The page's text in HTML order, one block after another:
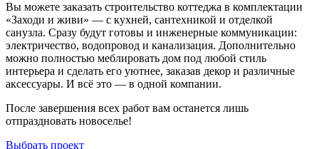
Вы можете заказать строительство коттеджа в комплектации
«Заходи и живи» — с кухней, сантехникой и отделкой
санузла. Сразу будут готовы и инженерные коммуникации:
электричество, водопровод и канализация. Дополнительно
можно полностью меблировать дом под любой стиль
интерьера и сделать его уютнее, заказав декор и различные
аксессуары. И всё это — в одной компании.
После завершения всех работ вам останется лишь
отпраздновать новоселье!
Выбрать проект